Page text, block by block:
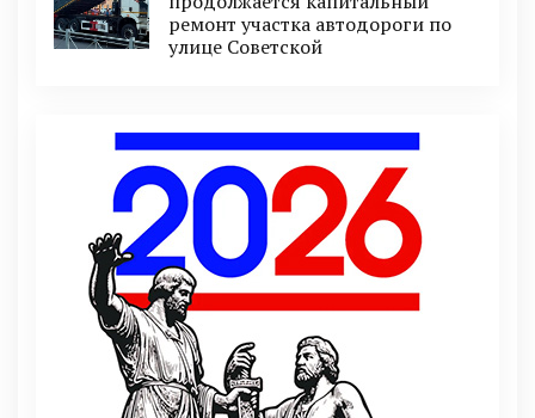
ремонт участка автодороги по
улице Советской